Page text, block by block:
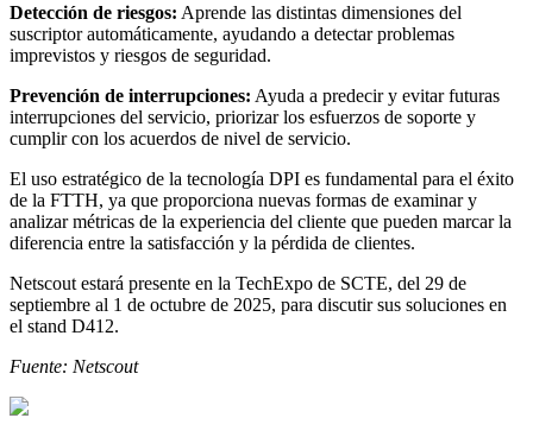
Detección de riesgos: Aprende las distintas dimensiones del
suscriptor automáticamente, ayudando a detectar problemas
imprevistos y riesgos de seguridad.
Prevención de interrupciones: Ayuda a predecir y evitar futuras
interrupciones del servicio, priorizar los esfuerzos de soporte y
cumplir con los acuerdos de nivel de servicio.
El uso estratégico de la tecnología DPI es fundamental para el éxito
de la FTTH, ya que proporciona nuevas formas de examinar y
analizar métricas de la experiencia del cliente que pueden marcar la
diferencia entre la satisfacción y la pérdida de clientes.
Netscout estará presente en la TechExpo de SCTE, del 29 de
septiembre al 1 de octubre de 2025, para discutir sus soluciones en
el stand D412.
Fuente: Netscout